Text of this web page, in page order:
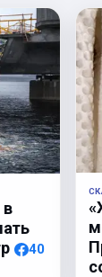
в
40